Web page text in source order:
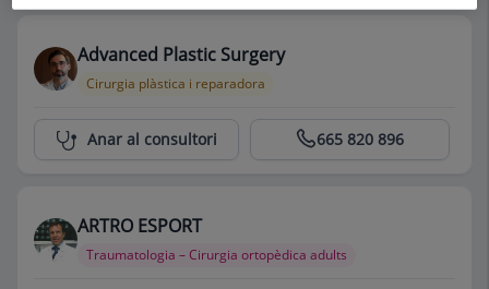
Advanced Plastic Surgery
Cirurgia plàstica i reparadora
Centro Médico Teknon 665 820 896
Anar al consultori
ARTRO ESPORT
Traumatologia – Cirurgia ortopèdica adults